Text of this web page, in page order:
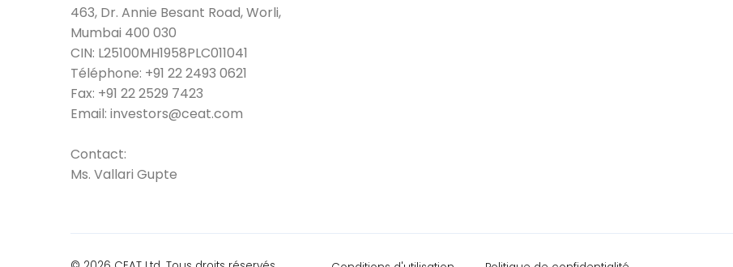
463, Dr. Annie Besant Road, Worli,
Mumbai 400 030
CIN: L25100MH1958PLC011041
Téléphone: +91 22 2493 0621
Fax: +91 22 2529 7423
Email: investors@ceat.com
Contact:
Ms. Vallari Gupte